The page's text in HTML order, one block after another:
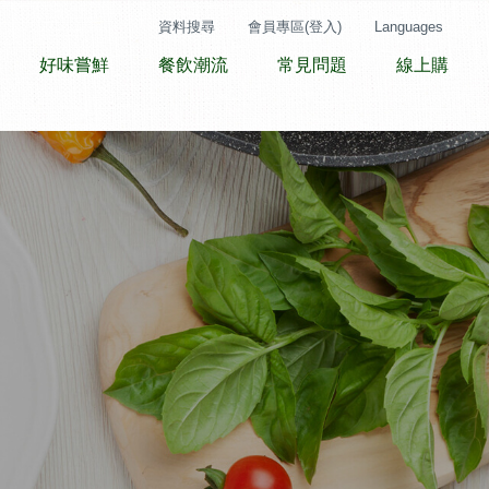
好味嘗鮮 餐飲潮流 常見問題 線上購
資料搜尋 會員專區(登入) Languages